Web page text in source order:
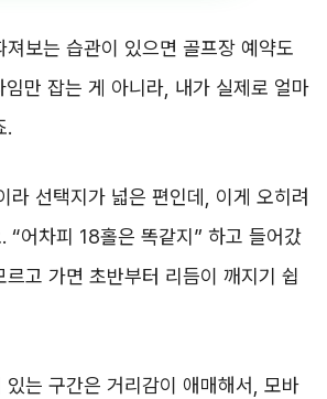
져보는 습관이 있으면 골프장 예약도
임만 잡는 게 아니라, 내가 실제로 얼마
.
라 선택지가 넓은 편인데, 이게 오히려
“어차피 18홀은 똑같지” 하고 들어갔
르고 가면 초반부터 리듬이 깨지기 쉽
있는 구간은 거리감이 애매해서, 모바